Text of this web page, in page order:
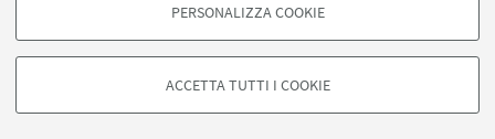
degli utenti, creare profili in base al loro comportamento sul sito, per analisi
di marketing.
Google/Youtube Video
PERSONALIZZA COOKIE
ACCETTA TUTTI I COOKIE
Bologna - Via Zamboni, 33 - 40126 Bologna - PI: 01131710376 - CF:
80007010376
Privacy
Note legali
Informazioni sul sito e accessibilità
Impostazioni Cookie